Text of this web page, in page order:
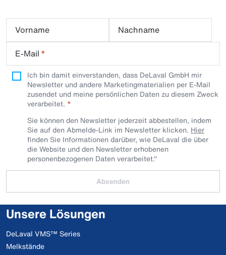
Vorname
Nachname
E-Mail *
Ich bin damit einverstanden, dass DeLaval GmbH mir
Newsletter und andere Marketingmaterialien per E-Mail
zusendet und meine persönlichen Daten zu diesem Zweck
verarbeitet.
Sie können den Newsletter jederzeit abbestellen, indem
Sie auf den Abmelde-Link im Newsletter klicken. Hier
finden Sie Informationen darüber, wie DeLaval die über
die Website und den Newsletter erhobenen
personenbezogenen Daten verarbeitet."
Absenden
Unsere Lösungen
DeLaval VMS™ Series
Melkstände